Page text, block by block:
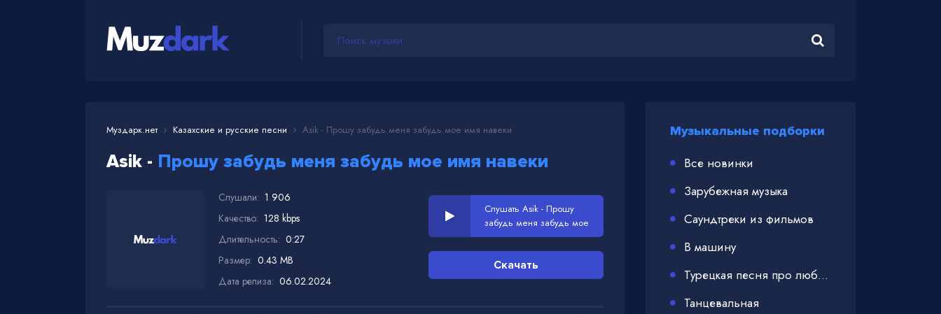
Муздарк.нет Казахские и русские песни Asik - Прошу забудь меня забудь мое имя навеки
Asik - Прошу забудь меня забудь мое имя навеки
Слушали: 1 906
Качество: 128 kbps
Длительность: 0:27
Размер: 0.43 MB
Дата релиза: 06.02.2024
Слушать Asik - Прошу
забудь меня забудь мое
имя навеки
Скачать
Музыкальные подборки
Все новинки
Зарубежная музыка
Саундтреки из фильмов
В машину
Турецкая песня про любовь
Танцевальная